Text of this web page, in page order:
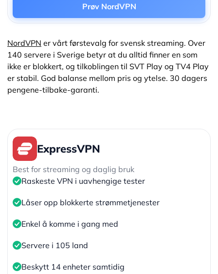
Prøv NordVPN
NordVPN er vårt førstevalg for svensk streaming. Over
140 servere i Sverige betyr at du alltid finner en som
ikke er blokkert, og tilkoblingen til SVT Play og TV4 Play
er stabil. God balanse mellom pris og ytelse. 30 dagers
pengene-tilbake-garanti.
ExpressVPN
Best for streaming og daglig bruk
Raskeste VPN i uavhengige tester
Låser opp blokkerte strømmetjenester
Enkel å komme i gang med
Servere i 105 land
Beskytt 14 enheter samtidig